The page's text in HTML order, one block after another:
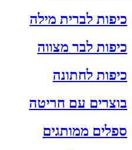
כיפות לברית מילה
כיפות לבר מצווה
כיפות לחתונה
בוצרים עם חריטה
ספלים ממותגים